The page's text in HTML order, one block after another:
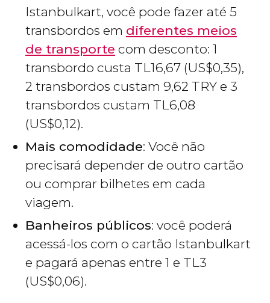
Istanbulkart, você pode fazer até 5
transbordos em diferentes meios
de transporte com desconto: 1
transbordo custa TL16,67 (US$0,35),
2 transbordos custam 9,62 TRY e 3
transbordos custam TL6,08
(US$0,12).
Mais comodidade: Você não
precisará depender de outro cartão
ou comprar bilhetes em cada
viagem.
Banheiros públicos: você poderá
acessá-los com o cartão Istanbulkart
e pagará apenas entre 1 e TL3
(US$0,06).